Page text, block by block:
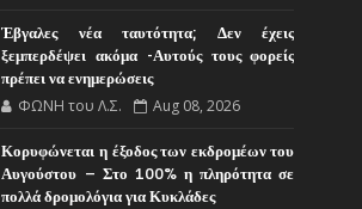
Έβγαλες νέα ταυτότητα; Δεν έχεις
ξεμπερδέψει ακόμα -Αυτούς τους φορείς
πρέπει να ενημερώσεις
ΦΩΝΗ του Λ.Σ. Aug 08, 2026
Κορυφώνεται η έξοδος των εκδρομέων του
Αυγούστου – Στο 100% η πληρότητα σε
πολλά δρομολόγια για Κυκλάδες